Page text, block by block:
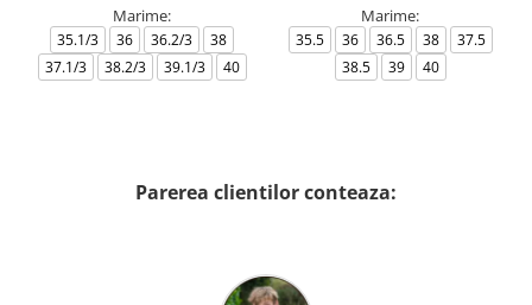
Marime:
35.1/3 36 36.2/3
38
37.1/3
38.2/3 39.1/3 40
Marime:
35.5 36 36.5 38
37.5
38.5
39 40
Parerea clientilor conteaza: